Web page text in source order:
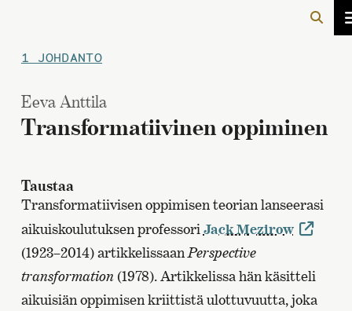
1 JOHDANTO
Eeva Anttila
Transformatiivinen oppiminen
Taustaa
Transformatiivisen oppimisen teorian lanseerasi
aikuiskoulutuksen professori Jack Mezirow
(1923–2014) artikkelissaan Perspective
transformation (1978). Artikkelissa hän käsitteli
aikuisiän oppimisen kriittistä ulottuvuutta, joka